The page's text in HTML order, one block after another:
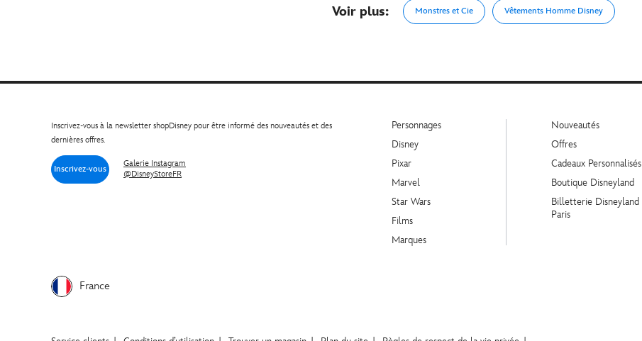
Voir plus: Monstres et Cie Vêtements Homme Disney
Inscrivez-vous à la newsletter shopDisney pour être informé des nouveautés et des
dernières offres.
Inscrivez-vous
Galerie Instagram
@DisneyStoreFR
France
Personnages
Disney
Pixar
Marvel
Star Wars
Films
Marques
Nouveautés
Offres
Cadeaux Personnalisés
Boutique Disneyland
Billetterie Disneyland
Paris